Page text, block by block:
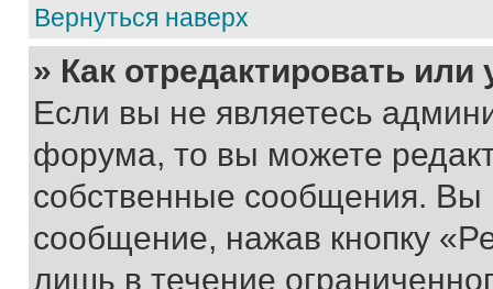
Вернуться наверх
» Как отредактировать
Если вы не являетесь
форума, то вы можете
собственные сообщения. Вы
сообщение, нажав кнопку
лишь в течение